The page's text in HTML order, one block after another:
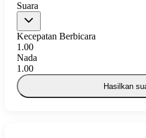
Suara
Kecepatan Berbicara
1.00
Nada
1.00
Hasilkan